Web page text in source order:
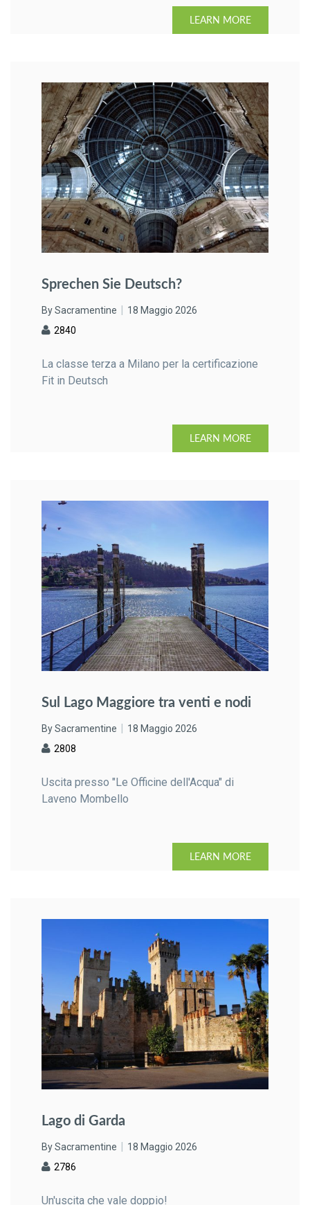
LEARN MORE
Sprechen Sie Deutsch?
By Sacramentine
18 Maggio 2026
2840
La classe terza a Milano per la certificazione
Fit in Deutsch
LEARN MORE
Sul Lago Maggiore tra venti e nodi
By Sacramentine
18 Maggio 2026
2808
Uscita presso "Le Officine dell'Acqua" di
Laveno Mombello
LEARN MORE
Lago di Garda
By Sacramentine
18 Maggio 2026
2786
Un'uscita che vale doppio!